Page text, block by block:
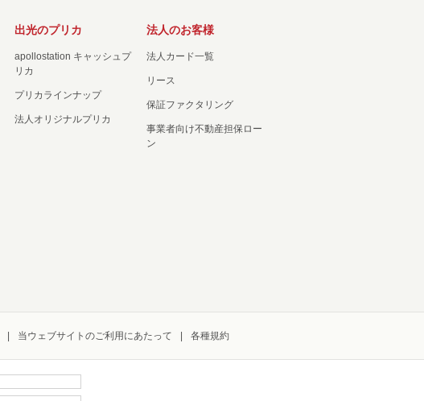
出光のプリカ
apollostation キャッシュプ
リカ
プリカラインナップ
法人オリジナルプリカ
法人のお客様
法人カード一覧
リース
保証ファクタリング
事業者向け不動産担保ロー
ン
当ウェブサイトのご利用にあたって 各種規約